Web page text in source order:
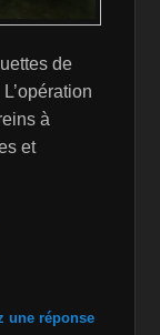
de
à
et
une réponse